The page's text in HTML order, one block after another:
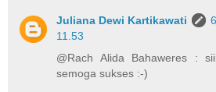
Juliana Dewi Kartikawati
11.53
@Rach Alida Bahaweres :
semoga sukses :-)